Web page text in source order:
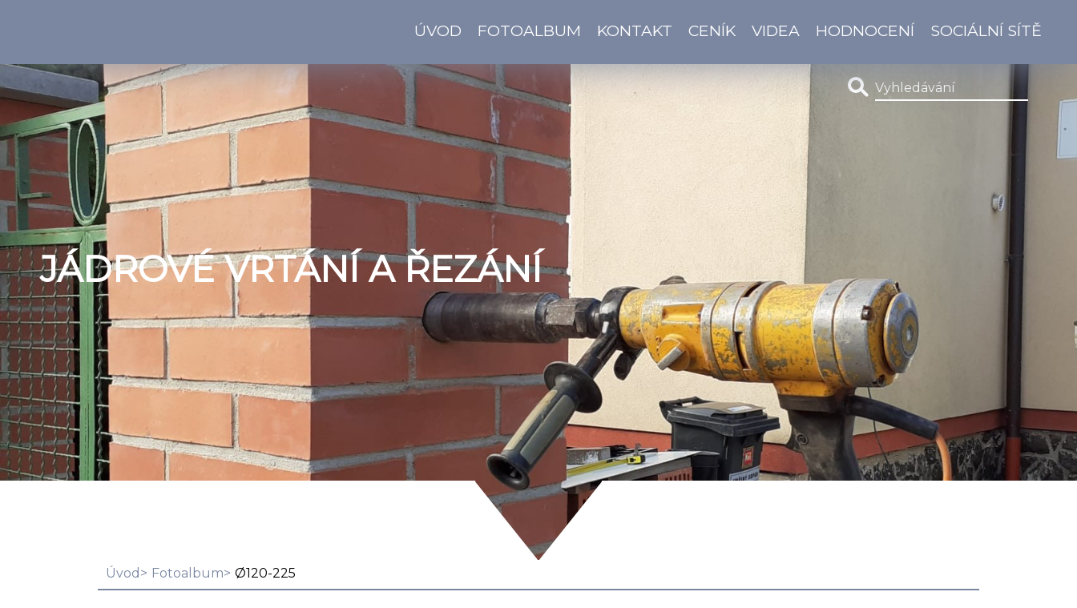
ÚVOD FOTOALBUM KONTAKT CENÍK VIDEA HODNOCENÍ SOCIÁLNÍ SÍTĚ
JÁDROVÉ VRTÁNÍ A ŘEZÁNÍ
Úvod Fotoalbum Ø120-225